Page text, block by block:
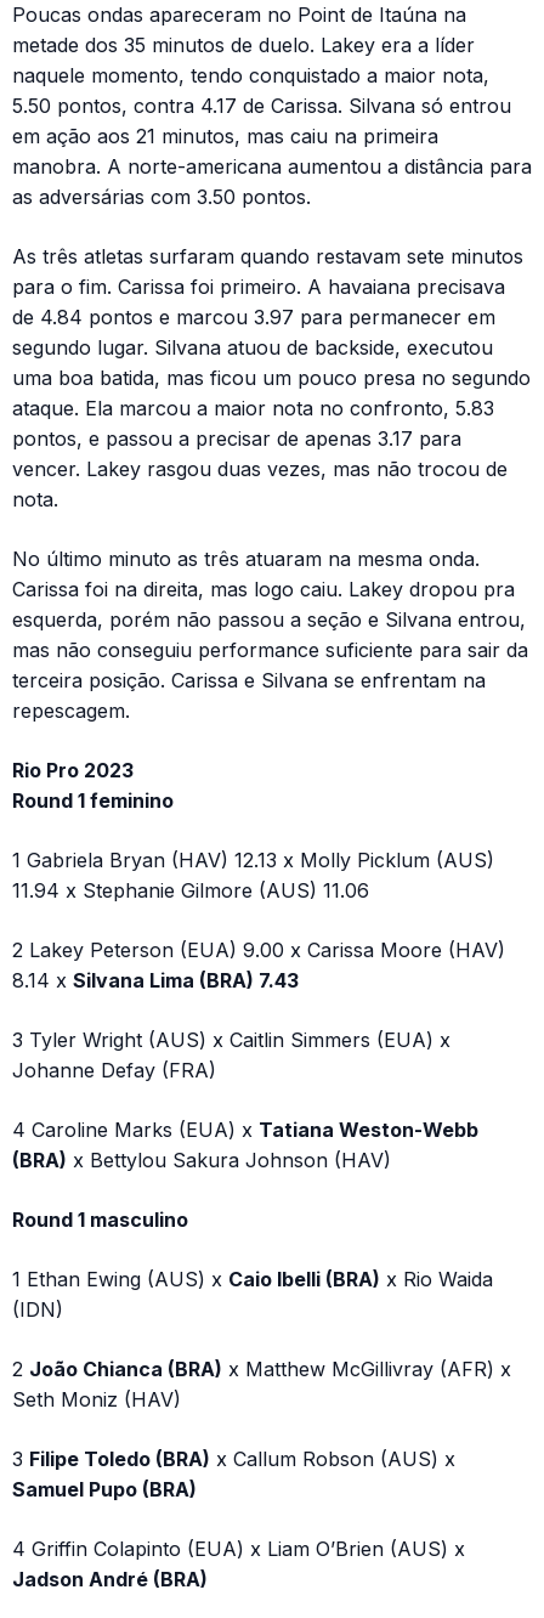
Poucas ondas apareceram no Point de Itaúna na
metade dos 35 minutos de duelo. Lakey era a líder
naquele momento, tendo conquistado a maior nota,
5.50 pontos, contra 4.17 de Carissa. Silvana só entrou
em ação aos 21 minutos, mas caiu na primeira
manobra. A norte-americana aumentou a distância para
as adversárias com 3.50 pontos.
As três atletas surfaram quando restavam sete minutos
para o fim. Carissa foi primeiro. A havaiana precisava
de 4.84 pontos e marcou 3.97 para permanecer em
segundo lugar. Silvana atuou de backside, executou
uma boa batida, mas ficou um pouco presa no segundo
ataque. Ela marcou a maior nota no confronto, 5.83
pontos, e passou a precisar de apenas 3.17 para
vencer. Lakey rasgou duas vezes, mas não trocou de
nota.
No último minuto as três atuaram na mesma onda.
Carissa foi na direita, mas logo caiu. Lakey dropou pra
esquerda, porém não passou a seção e Silvana entrou,
mas não conseguiu performance suficiente para sair da
terceira posição. Carissa e Silvana se enfrentam na
repescagem.
Rio Pro 2023
Round 1 feminino
1 Gabriela Bryan (HAV) 12.13 x Molly Picklum (AUS)
11.94 x Stephanie Gilmore (AUS) 11.06
2 Lakey Peterson (EUA) 9.00 x Carissa Moore (HAV)
8.14 x Silvana Lima (BRA) 7.43
3 Tyler Wright (AUS) x Caitlin Simmers (EUA) x
Johanne Defay (FRA)
4 Caroline Marks (EUA) x Tatiana Weston-Webb
(BRA) x Bettylou Sakura Johnson (HAV)
Round 1 masculino
1 Ethan Ewing (AUS) x Caio Ibelli (BRA) x Rio Waida
(IDN)
2 João Chianca (BRA) x Matthew McGillivray (AFR) x
Seth Moniz (HAV)
3 Filipe Toledo (BRA) x Callum Robson (AUS) x
Samuel Pupo (BRA)
4 Griffin Colapinto (EUA) x Liam O’Brien (AUS) x
Jadson André (BRA)